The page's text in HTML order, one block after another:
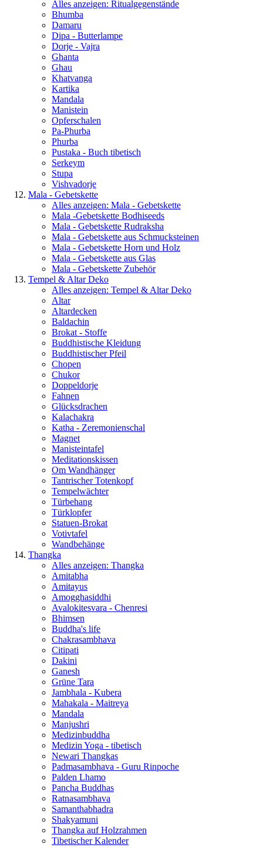
Alles anzeigen: Ritualgegenstände
Bhumba
Damaru
Dipa - Butterlampe
Dorje - Vajra
Ghanta
Ghau
Khatvanga
Kartika
Mandala
Manistein
Opferschalen
Pa-Phurba
Phurba
Pustaka - Buch tibetisch
Serkeym
Stupa
Vishvadorje
Mala - Gebetskette
Alles anzeigen: Mala - Gebetskette
Mala -Gebetskette Bodhiseeds
Mala - Gebetskette Rudraksha
Mala - Gebetskette aus Schmucksteinen
Mala - Gebetskette Horn und Holz
Mala - Gebetskette aus Glas
Mala - Gebetskette Zubehör
Tempel & Altar Deko
Alles anzeigen: Tempel & Altar Deko
Altar
Altardecken
Baldachin
Brokat - Stoffe
Buddhistische Kleidung
Buddhistischer Pfeil
Chopen
Chukor
Doppeldorje
Fahnen
Glücksdrachen
Kalachakra
Katha - Zeremonienschal
Magnet
Manisteintafel
Meditationskissen
Om Wandhänger
Tantrischer Totenkopf
Tempelwächter
Türbehang
Türklopfer
Statuen-Brokat
Votivtafel
Wandbehänge
Thangka
Alles anzeigen: Thangka
Amitabha
Amitayus
Amogghasiddhi
Avalokitesvara - Chenresi
Bhimsen
Buddha's life
Chakrasambhava
Citipati
Dakini
Ganesh
Grüne Tara
Jambhala - Kubera
Mahakala - Maitreya
Mandala
Manjushri
Medizinbuddha
Medizin Yoga - tibetisch
Newari Thangkas
Padmasambhava - Guru Rinpoche
Palden Lhamo
Pancha Buddhas
Ratnasambhava
Samanthabhadra
Shakyamuni
Thangka auf Holzrahmen
Tibetischer Kalender